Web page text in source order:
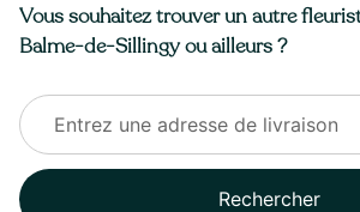
Vous souhaitez trouver un autre
Balme-de-Sillingy ou ailleurs ?
Rechercher